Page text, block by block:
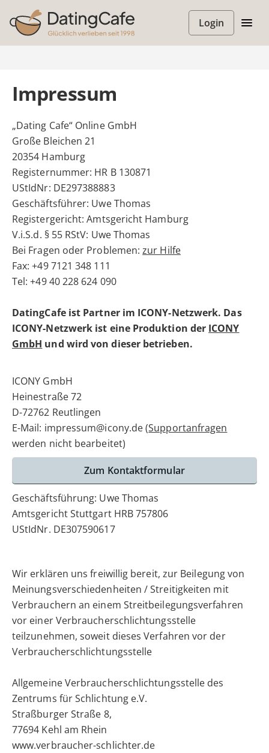
Login
Impressum
„Dating Cafe“ Online GmbH
Große Bleichen 21
20354 Hamburg
Registernummer: HR B 130871
UStIdNr: DE297388883
Geschäftsführer: Uwe Thomas
Registergericht: Amtsgericht Hamburg
V.i.S.d. § 55 RStV: Uwe Thomas
Bei Fragen oder Problemen:zur Hilfe
Fax: +49 7121 348 111
Tel: +49 40 228 624 090
DatingCafe ist Partner im ICONY-Netzwerk. Das
ICONY-Netzwerk ist eine Produktion der ICONY
GmbH und wird von dieser betrieben.
ICONY GmbH
Heinestraße 72
D-72762 Reutlingen
E-Mail: impressum@icony.de (Supportanfragen
werden nicht bearbeitet)
Zum Kontaktformular
Geschäftsführung: Uwe Thomas
Amtsgericht Stuttgart HRB 757806
UStIdNr. DE307590617
Wir erklären uns freiwillig bereit, zur Beilegung von
Meinungsverschiedenheiten / Streitigkeiten mit
Verbrauchern an einem Streitbeilegungsverfahren
vor einer Verbraucherschlichtungsstelle
teilzunehmen, soweit dieses Verfahren vor der
Verbraucherschlichtungsstelle
Allgemeine Verbraucherschlichtungsstelle des
Zentrums für Schlichtung e.V.
Straßburger Straße 8,
77694 Kehl am Rhein
www.verbraucher-schlichter.de